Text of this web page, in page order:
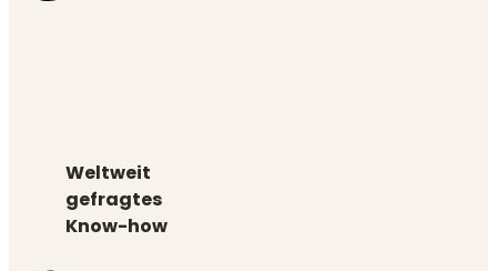
Weltweit
gefragtes
Know-how